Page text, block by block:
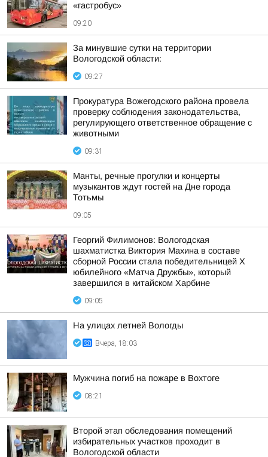
«гастробус»
09:20
За минувшие сутки на территории
Вологодской области:
09:27
Прокуратура Вожегодского района провела
проверку соблюдения законодательства,
регулирующего ответственное обращение с
животными
09:31
Манты, речные прогулки и концерты
музыкантов ждут гостей на Дне города
Тотьмы
09:05
Георгий Филимонов: Вологодская
шахматистка Виктория Махина в составе
сборной России стала победительницей X
юбилейного «Матча Дружбы», который
завершился в китайском Харбине
09:05
На улицах летней Вологды
Вчера, 18:03
Мужчина погиб на пожаре в Вохтоге
08:21
Второй этап обследования помещений
избирательных участков проходит в
Вологодской области